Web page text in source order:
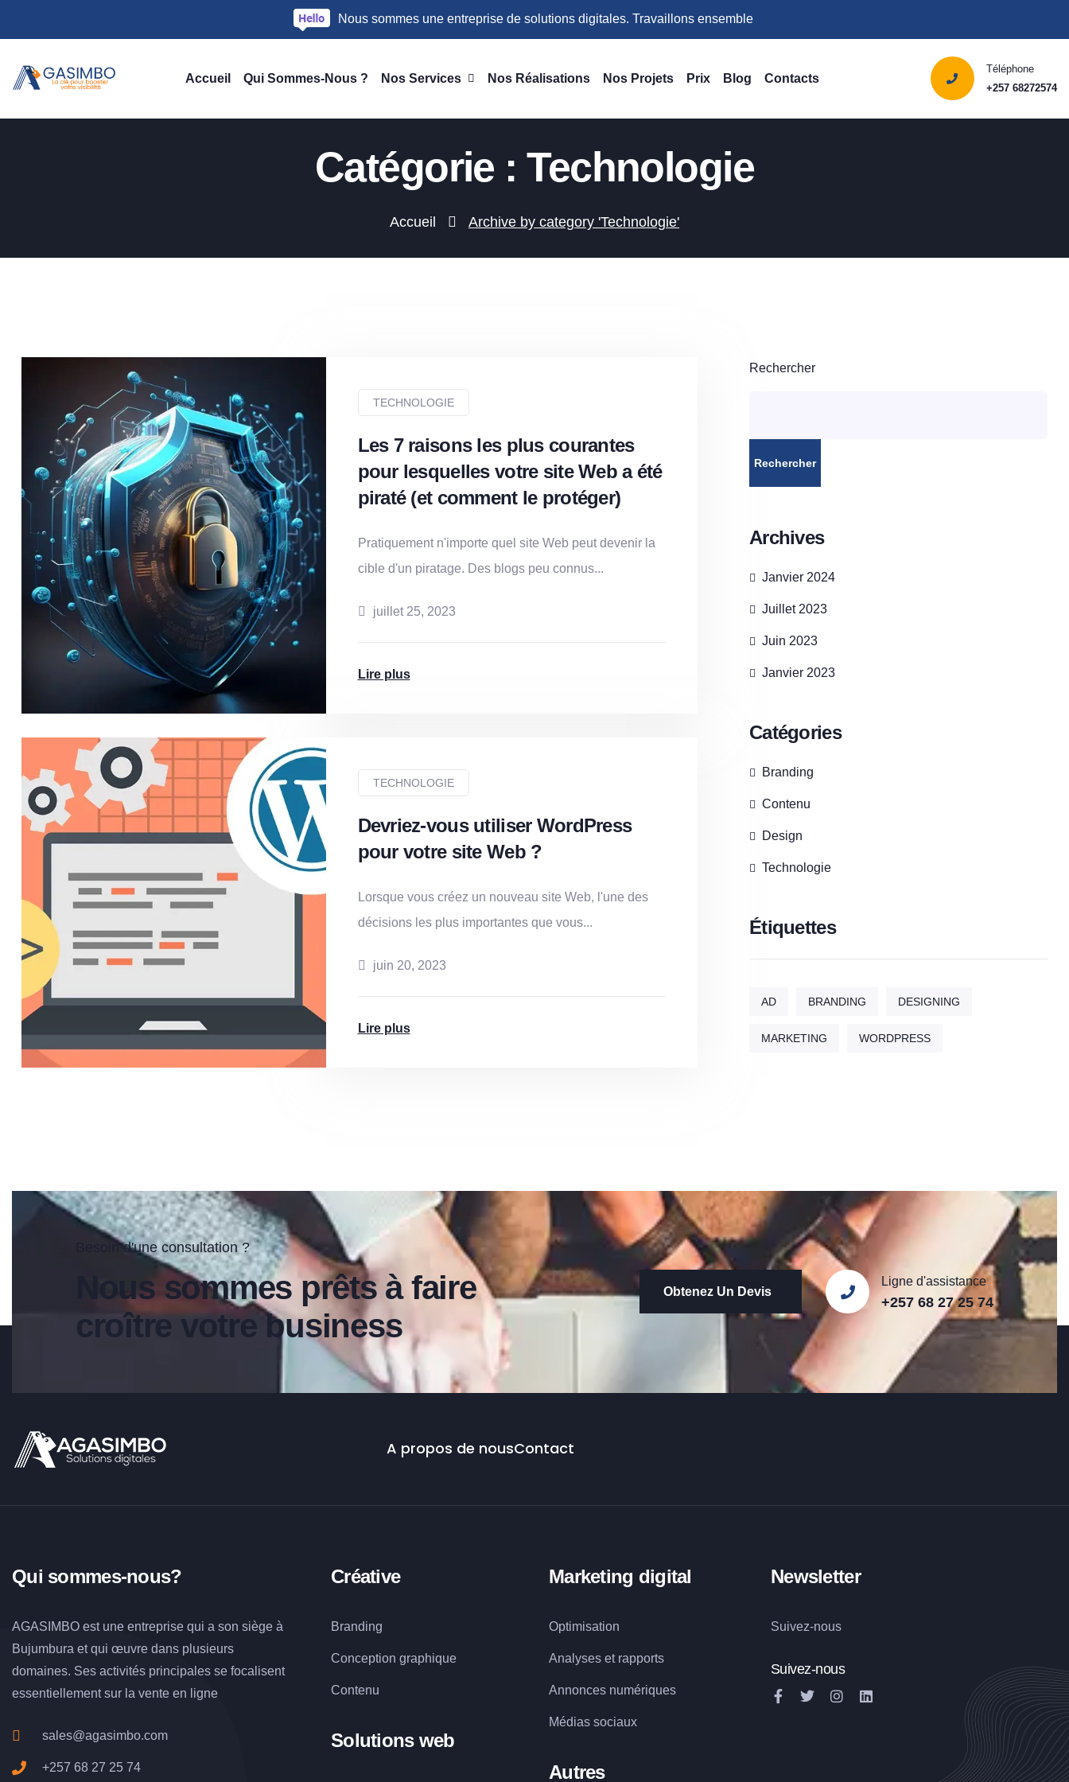
Nous sommes une entreprise de solutions digitales. Travaillons ensemble
Accueil Qui Sommes-Nous ? Nos Services Nos Réalisations Nos Projets Prix Blog Contacts
Téléphone
+257 68272574
Catégorie : Technologie
Accueil Archive by category 'Technologie'
TECHNOLOGIE
Les 7 raisons les plus courantes
pour lesquelles votre site Web a été
piraté (et comment le protéger)
Pratiquement n'importe quel site Web peut devenir la
cible d'un piratage. Des blogs peu connus...
juillet 25, 2023
Lire plus
TECHNOLOGIE
Devriez-vous utiliser WordPress
pour votre site Web ?
Lorsque vous créez un nouveau site Web, l'une des
décisions les plus importantes que vous...
juin 20, 2023
Lire plus
Rechercher
Rechercher
Archives
Janvier 2024
Juillet 2023
Juin 2023
Janvier 2023
Catégories
Branding
Contenu
Design
Technologie
Étiquettes
AD BRANDING DESIGNING
MARKETING WORDPRESS
Besoin d'une consultation ?
Nous sommes prêts à faire
croître votre business
Obtenez Un Devis
Ligne d'assistance
+257 68 27 25 74
A propos de nousContact
Qui sommes-nous?
AGASIMBO est une entreprise qui a son siège à
Bujumbura et qui œuvre dans plusieurs
domaines. Ses activités principales se focalisent
essentiellement sur la vente en ligne
sales@agasimbo.com
+257 68 27 25 74
Créative
Branding
Conception graphique
Contenu
Solutions web
Marketing digital
Optimisation
Analyses et rapports
Annonces numériques
Médias sociaux
Autres
Newsletter
Suivez-nous
Suivez-nous